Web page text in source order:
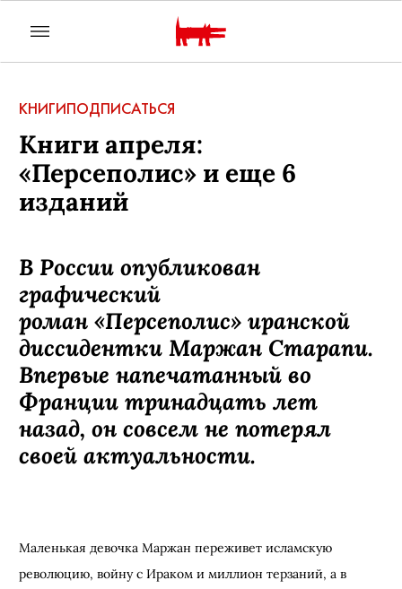
КНИГИПОДПИСАТЬСЯ
Книги апреля:
«Персеполис» и еще 6
изданий
В России опубликован
графический
роман «Персеполис» иранской
диссидентки Маржан Старапи.
Впервые напечатанный во
Франции тринадцать лет
назад, он совсем не потерял
своей актуальности.
Маленькая девочка Маржан переживет исламскую
революцию, войну с Ираком и миллион терзаний, а в